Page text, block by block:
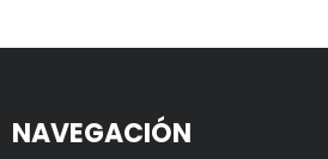
NAVEGACIÓN